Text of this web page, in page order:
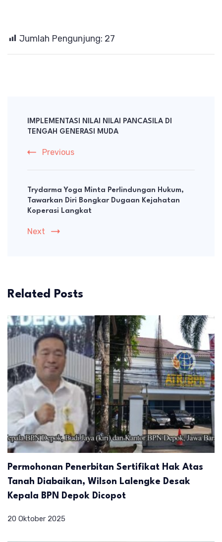
Jumlah Pengunjung: 27
Navigation
IMPLEMENTASI NILAI NILAI PANCASILA DI
TENGAH GENERASI MUDA
Previous
Trydarma Yoga Minta Perlindungan Hukum,
Tawarkan Diri Bongkar Dugaan Kejahatan
Koperasi Langkat
Next
Related Posts
Permohonan Penerbitan Sertifikat Hak Atas
Tanah Diabaikan, Wilson Lalengke Desak
Kepala BPN Depok Dicopot
20 Oktober 2025